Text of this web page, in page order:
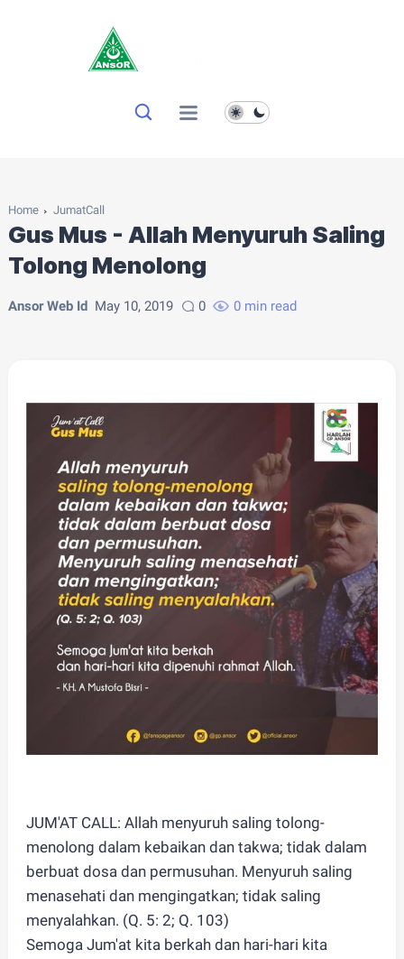
Home JumatCall
Gus Mus - Allah Menyuruh Saling
Tolong Menolong
Ansor Web Id May 10, 2019 0 0 min read
JUM'AT CALL: Allah menyuruh saling tolong-
menolong dalam kebaikan dan takwa; tidak dalam
berbuat dosa dan permusuhan. Menyuruh saling
menasehati dan mengingatkan; tidak saling
menyalahkan. (Q. 5: 2; Q. 103)
Semoga Jum'at kita berkah dan hari-hari kita